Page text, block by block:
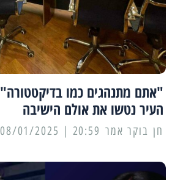
"אתם מתנהגים כמו
העיר נטשו את אולם הישיבה
20:59 | 08/01/2025